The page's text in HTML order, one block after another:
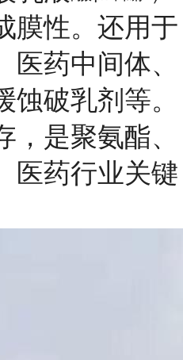
膜性。还用于
药中间体、
蚀破乳剂等。
，是聚氨酯、
医药行业关键